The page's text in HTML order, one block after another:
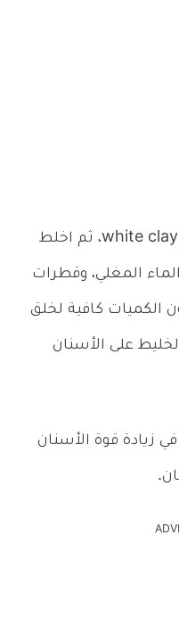
اطحن 100 جرام الطين الأبيض white clay، ثم اخلط
المغلي، وقطرات
الكميات كافية لخلق
على الأسنان
زيادة قوة الأسنان